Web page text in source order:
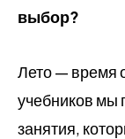
выбор?
Лето — время
учебников мы
занятия,